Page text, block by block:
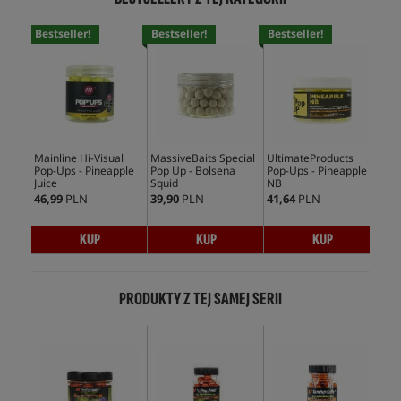
Bestseller!
Mainline Hi-Visual
Pop-Ups - Pineapple
Juice
46,99 PLN
KUP
Bestseller!
MassiveBaits Special
Pop Up - Bolsena
Squid
39,90 PLN
KUP
Bestseller!
UltimateProducts
Pop-Ups - Pineapple
NB
41,64 PLN
KUP
PRODUKTY Z TEJ SAMEJ SERII